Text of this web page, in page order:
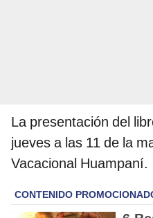
La presentación del
jueves a las 11 de la
Vacacional Huampaní.